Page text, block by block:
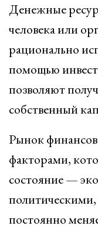
Денежные
человека или
рационально
помощью
позволяют
собственный
Рынок
факторами,
состояние —
постоянно